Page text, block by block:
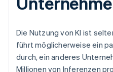
Die Nutzung von KI ist
führt möglicherweise ein
durch, ein anderes
Millionen von Inferenzen